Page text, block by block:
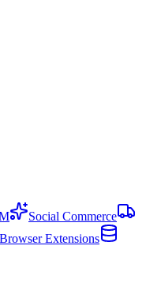
Social Commerce
Browser Extensions